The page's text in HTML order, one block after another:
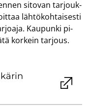
si­to­van tar­jouk­
läh­tö­koh­tai­ses­ti
Kau­pun­ki pi­
kor­kein tar­jous.